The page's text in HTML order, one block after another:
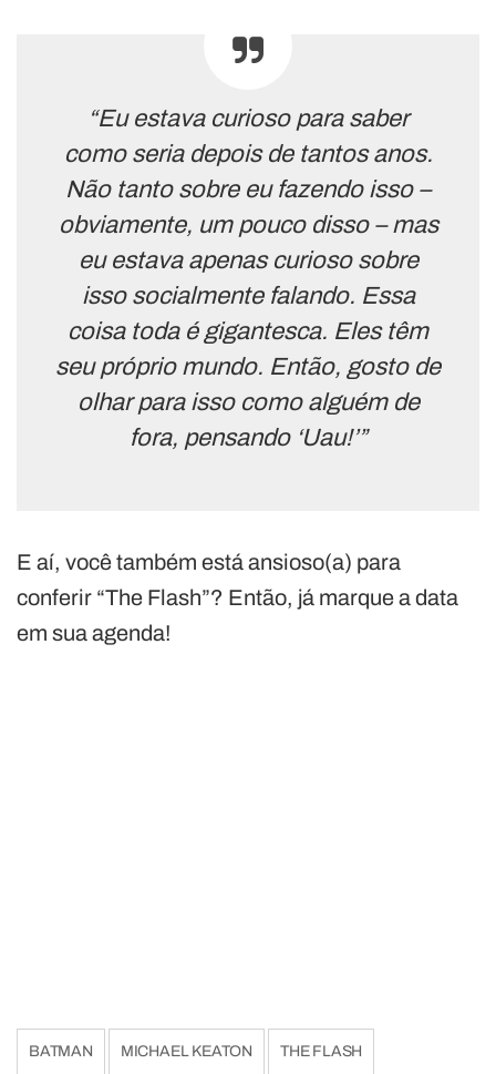
“Eu estava curioso para saber
como seria depois de tantos anos.
Não tanto sobre eu fazendo isso –
obviamente, um pouco disso – mas
eu estava apenas curioso sobre
isso socialmente falando. Essa
coisa toda é gigantesca. Eles têm
seu próprio mundo. Então, gosto de
olhar para isso como alguém de
fora, pensando ‘Uau!’”
E aí, você também está ansioso(a) para
conferir “The Flash”? Então, já marque a data
em sua agenda!
BATMAN MICHAEL KEATON THE FLASH